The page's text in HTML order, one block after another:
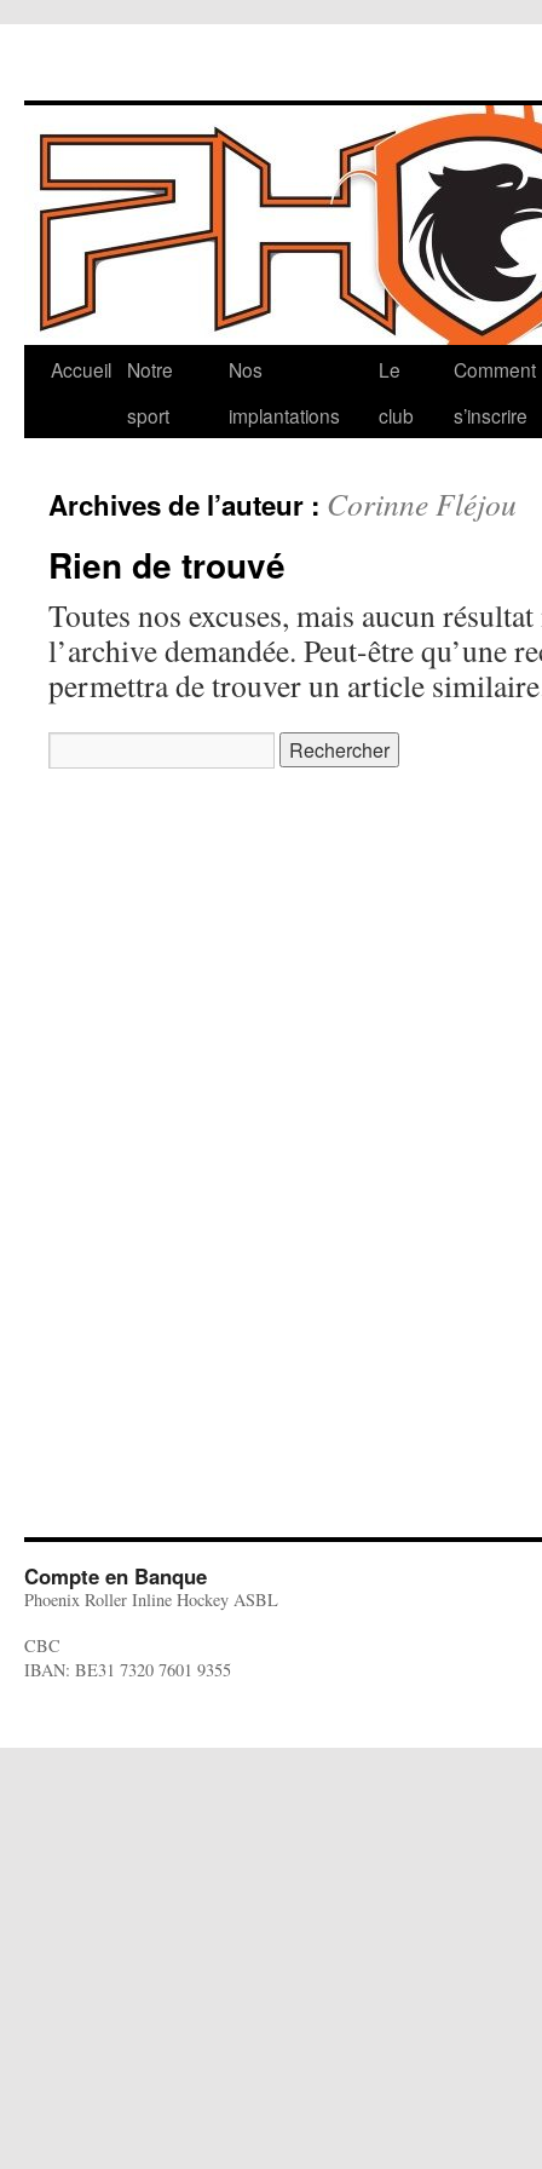
Aller
Accueil
Notre
sport
Nos
implantations
Le
club
Comment
s’inscrire
Archives de l’auteur : Corinne Fléjou
Rien de trouvé
Toutes nos excuses, mais aucun
l’archive demandée. Peut-être qu’une
permettra de trouver un article
Compte en Banque
Phoenix Roller Inline Hockey ASBL
CBC
IBAN: BE31 7320 7601 9355